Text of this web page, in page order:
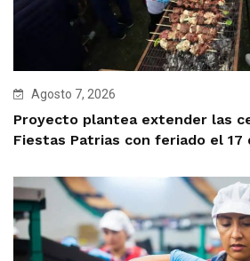
Agosto 7, 2026
Proyecto plantea extender las
Fiestas Patrias con feriado el 17